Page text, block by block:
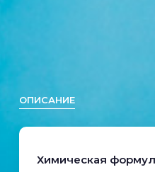
ОПИСАНИЕ
Химическая